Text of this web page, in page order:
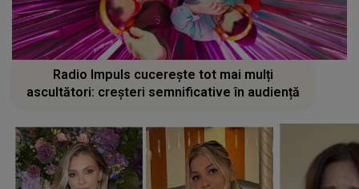
Radio Impuls cucerește tot mai mulți
ascultători: creșteri semnificative în audiență